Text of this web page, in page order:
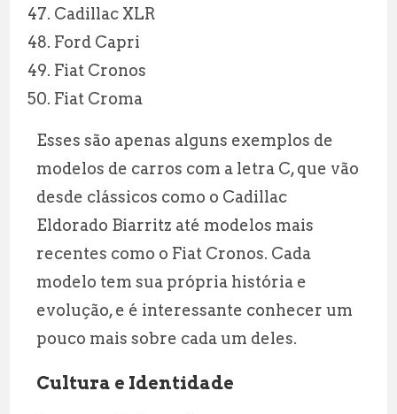
Cadillac XLR
Ford Capri
Fiat Cronos
Fiat Croma
Esses são apenas alguns exemplos de
modelos de carros com a letra C, que vão
desde clássicos como o Cadillac
Eldorado Biarritz até modelos mais
recentes como o Fiat Cronos. Cada
modelo tem sua própria história e
evolução, e é interessante conhecer um
pouco mais sobre cada um deles.
Cultura e Identidade